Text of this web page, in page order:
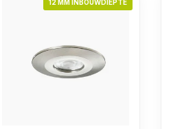
12 MM INBOUWDIEPTE